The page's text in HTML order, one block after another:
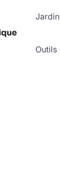
Outils